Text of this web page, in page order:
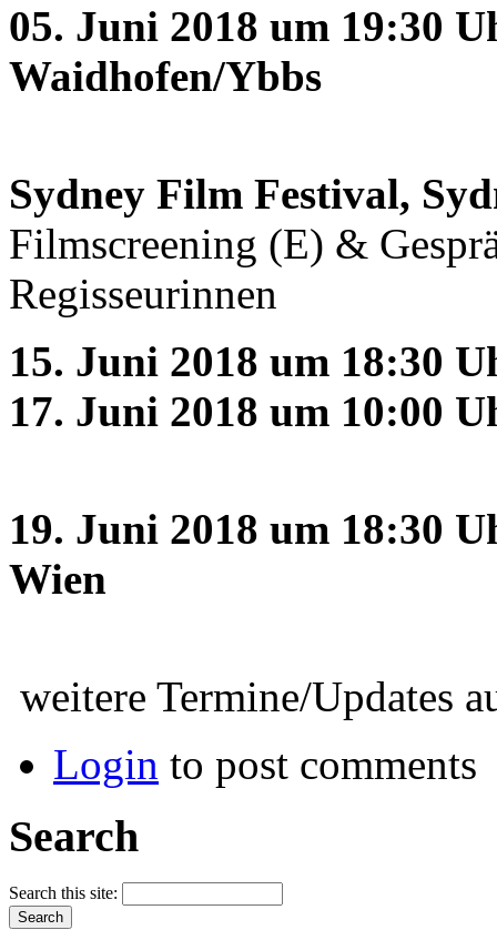
05. Juni 2018 um 19:30
Waidhofen/Ybbs
Sydney Film Festival,
Filmscreening (E) &
Regisseurinnen
15. Juni 2018 um 18:30
17. Juni 2018 um 10:00
19. Juni 2018 um 18:30
Wien
weitere Termine/Updates
Login to post comments
Search
Search this site: